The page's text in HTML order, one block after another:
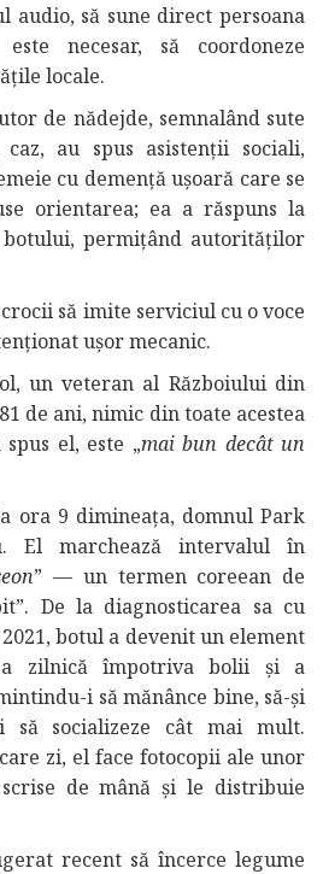
audio, să sune direct persoana
necesar, să coordoneze
locale.
de nădejde, semnalând sute
au spus asistenții sociali,
cu demență ușoară care se
orientarea; ea a răspuns la
permițând autorităților
să imite serviciul cu o voce
ușor mecanic.
un veteran al Războiului din
de ani, nimic din toate acestea
el, este „mai bun decât un
ora 9 dimineața, domnul Park
El marchează intervalul în
” — un termen coreean de
De la diagnosticarea sa cu
botul a devenit un element
zilnică împotriva bolii și a
i să mănânce bine, să-și
să socializeze cât mai mult.
zi, el face fotocopii ale unor
de mână și le distribuie
recent să încerce legume